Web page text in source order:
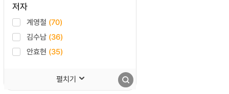
저자
계영철 (70)
김수남 (36)
안효현 (35)
펼치기